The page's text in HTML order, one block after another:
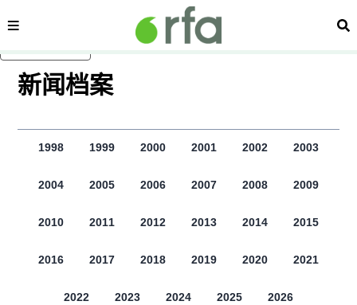
内容分类 搜
显示 视频 个子部分
新闻档案
1998 1999 2000 2001 2002 2003
2004 2005 2006 2007 2008 2009
2010 2011 2012 2013 2014 2015
2016 2017 2018 2019 2020 2021
2022 2023 2024 2025 2026